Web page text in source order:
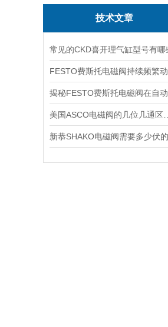
技术文章
常见的CKD喜开理气缸型号有哪
新恭SHAKO电磁阀需要多少伏